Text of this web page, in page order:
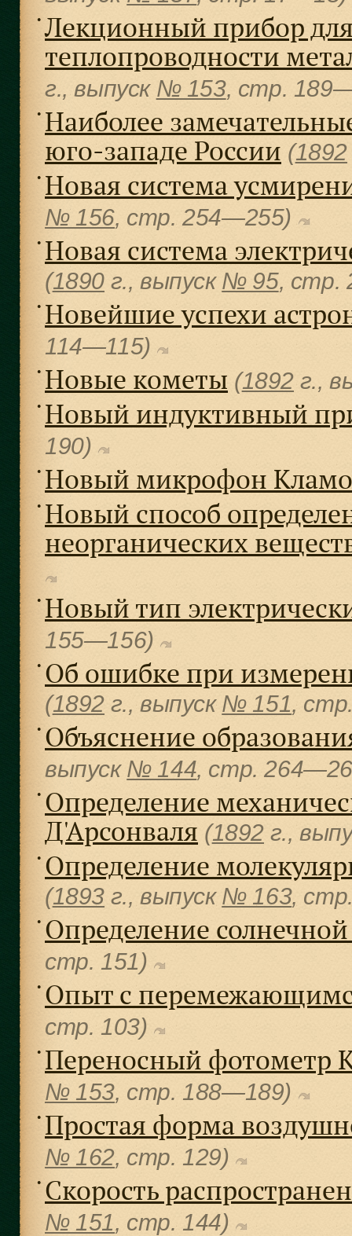
● Лекционный прибор
теплопроводности
г., выпуск № 153, cтр.
● Наиболее
юго-западе России (1892
● Новая система
№ 156, cтр. 254—255)
● Новая система
(1890 г., выпуск № 95, cтр.
● Новейшие успехи
114—115)
● Новые кометы (1892 г.,
● Новый индуктивный
190)
● Новый микрофон
● Новый способ
неорганических
● Новый тип
155—156)
● Об ошибке при
(1892 г., выпуск № 151,
● Объяснение
выпуск № 144, cтр.
● Определение
Д'Арсонваля (1892 г.,
● Определение
(1893 г., выпуск № 163,
● Определение
cтр. 151)
● Опыт с
cтр. 103)
● Переносный фотометр
№ 153, cтр. 188—189)
● Простая форма
№ 162, cтр. 129)
● Скорость
№ 151, cтр. 144)